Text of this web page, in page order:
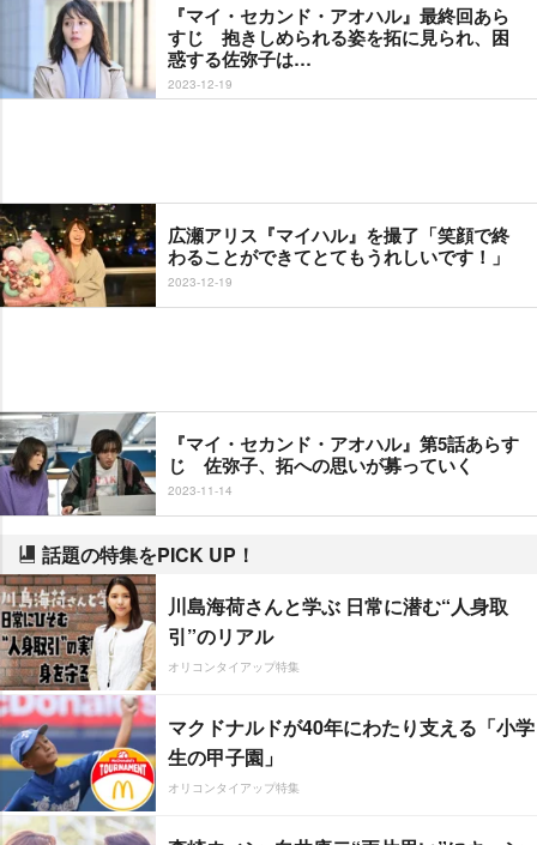
『マイ・セカンド・アオハル』最終回あら
すじ 抱きしめられる姿を拓に見られ、困
惑する佐弥子は…
2023-12-19
広瀬アリス『マイハル』を撮了「笑顔で終
わることができてとてもうれしいです！」
2023-12-19
『マイ・セカンド・アオハル』第5話あらす
じ 佐弥子、拓への思いが募っていく
2023-11-14
話題の特集をPICK UP！
川島海荷さんと学ぶ 日常に潜む“人身取
引”のリアル
オリコンタイアップ特集
マクドナルドが40年にわたり支える「小学
生の甲子園」
オリコンタイアップ特集